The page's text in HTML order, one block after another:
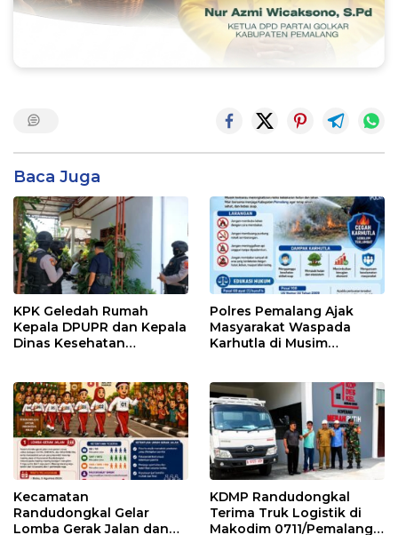
Baca Juga
KPK Geledah Rumah
Kepala DPUPR dan Kepala
Dinas Kesehatan
Polres Pemalang Ajak
Masyarakat Waspada
Karhutla di Musim
Kecamatan
Randudongkal Gelar
Lomba Gerak Jalan dan
KDMP Randudongkal
Terima Truk Logistik di
Makodim 0711/Pemalang